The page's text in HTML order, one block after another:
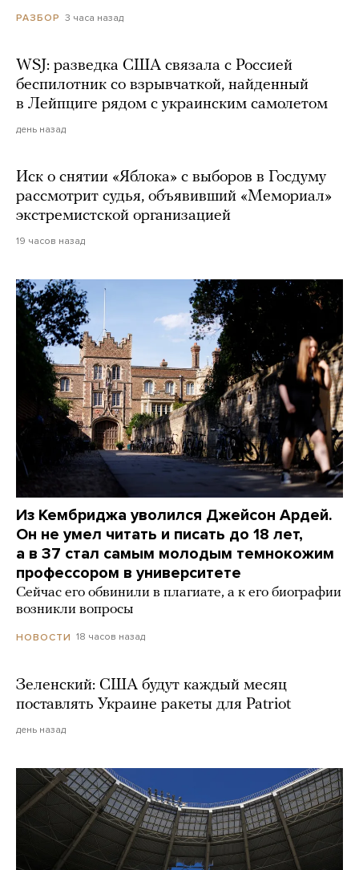
РАЗБОР 3 часа назад
WSJ: разведка США связала с Россией
беспилотник со взрывчаткой, найденный
в Лейпциге рядом с украинским самолетом
день назад
Иск о снятии «Яблока» с выборов в Госдуму
рассмотрит судья, объявивший «Мемориал»
экстремистской организацией
19 часов назад
Из Кембриджа уволился Джейсон Ардей.
Он не умел читать и писать до 18 лет,
а в 37 стал самым молодым темнокожим
профессором в университете
Сейчас его обвинили в плагиате, а к его биографии
возникли вопросы
НОВОСТИ 18 часов назад
Зеленский: США будут каждый месяц
поставлять Украине ракеты для Patriot
день назад